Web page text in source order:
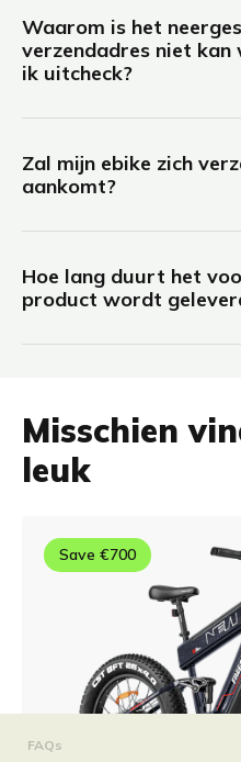
FAQs
Waarom is het
verzendadres niet
ik uitcheck?
Zal mijn ebike zich
aankomt?
Hoe lang duurt het
product wordt
Misschien
leuk
Save €700